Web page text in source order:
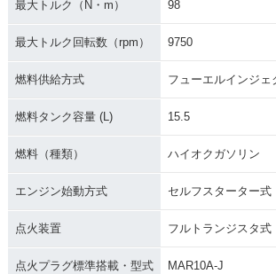
最大トルク（N・m） 98
最大トルク回転数（rpm） 9750
燃料供給方式 フューエルインジェ
燃料タンク容量 (L) 15.5
燃料（種類） ハイオクガソリン
エンジン始動方式 セルフスターター式
点火装置 フルトランジスタ式
点火プラグ標準搭載・型式 MAR10A-J